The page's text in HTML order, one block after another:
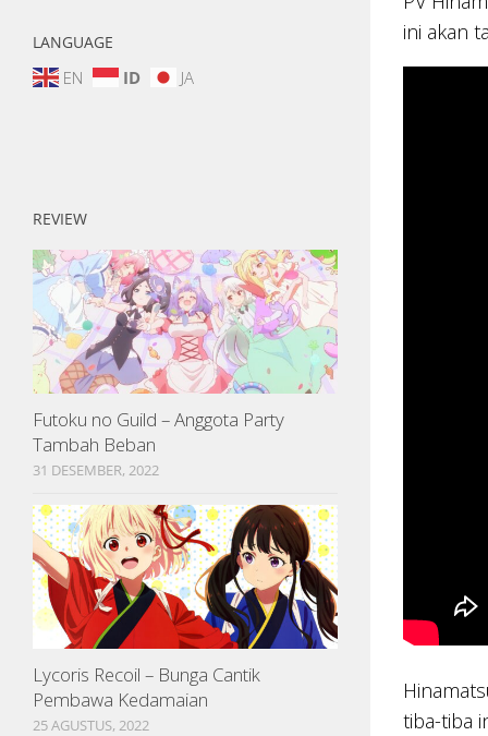
ini akan
tiba-tiba
LANGUAGE
EN ID JA
REVIEW
Futoku no Guild – Anggota Party
Tambah Beban
31 DESEMBER, 2022
Lycoris Recoil – Bunga Cantik
Pembawa Kedamaian
25 AGUSTUS, 2022